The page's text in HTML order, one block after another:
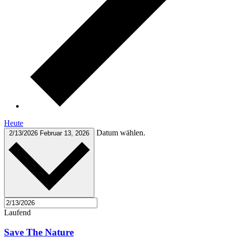
Heute
2/13/2026 Februar 13, 2026 Datum wählen.
Laufend
Save The Nature